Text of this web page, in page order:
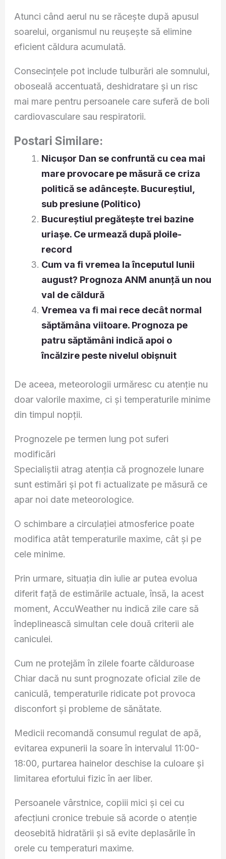
Atunci când aerul nu se răcește după apusul
soarelui, organismul nu reușește să elimine
eficient căldura acumulată.
Consecințele pot include tulburări ale somnului,
oboseală accentuată, deshidratare și un risc
mai mare pentru persoanele care suferă de boli
cardiovasculare sau respiratorii.
Postari Similare:
Nicușor Dan se confruntă cu cea mai
mare provocare pe măsură ce criza
politică se adâncește. Bucureștiul,
sub presiune (Politico)
Bucureștiul pregătește trei bazine
uriașe. Ce urmează după ploile-
record
Cum va fi vremea la începutul lunii
august? Prognoza ANM anunță un nou
val de căldură
Vremea va fi mai rece decât normal
săptămâna viitoare. Prognoza pe
patru săptămâni indică apoi o
încălzire peste nivelul obișnuit
De aceea, meteorologii urmăresc cu atenție nu
doar valorile maxime, ci și temperaturile minime
din timpul nopții.
Prognozele pe termen lung pot suferi
modificări
Specialiștii atrag atenția că prognozele lunare
sunt estimări și pot fi actualizate pe măsură ce
apar noi date meteorologice.
O schimbare a circulației atmosferice poate
modifica atât temperaturile maxime, cât și pe
cele minime.
Prin urmare, situația din iulie ar putea evolua
diferit față de estimările actuale, însă, la acest
moment, AccuWeather nu indică zile care să
îndeplinească simultan cele două criterii ale
caniculei.
Cum ne protejăm în zilele foarte călduroase
Chiar dacă nu sunt prognozate oficial zile de
caniculă, temperaturile ridicate pot provoca
disconfort și probleme de sănătate.
Medicii recomandă consumul regulat de apă,
evitarea expunerii la soare în intervalul 11:00-
18:00, purtarea hainelor deschise la culoare și
limitarea efortului fizic în aer liber.
Persoanele vârstnice, copiii mici și cei cu
afecțiuni cronice trebuie să acorde o atenție
deosebită hidratării și să evite deplasările în
orele cu temperaturi maxime.